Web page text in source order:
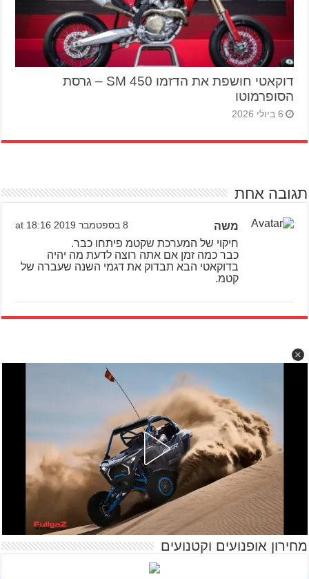
דוקאטי חושפת את הדזמו 450 SM – גרסת
הסופרמוטו
6 ביולי 2026
תגובה אחת
משה 8 בספטמבר 2019 at 18:16
חיקוי של המערכת שקטמ פיתחו כבר.
כבר כמה זמן אם אתה רוצה לדעת מה יהיה
בדוקאטי הבא תבדוק את דגמי השנה שעברה של
קטמ.
מחירון אופנועים וקטנועים